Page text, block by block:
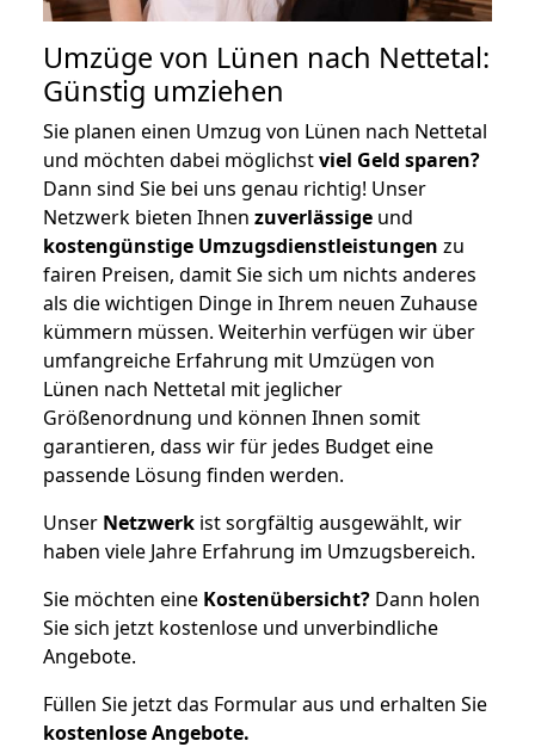
Umzüge von Lünen nach Nettetal:
Günstig umziehen
Sie planen einen Umzug von Lünen nach Nettetal
und möchten dabei möglichstviel Geld sparen?
Dann sind Sie bei uns genau richtig! Unser
Netzwerk bieten Ihnen zuverlässige und
kostengünstige Umzugsdienstleistungen zu
fairen Preisen, damit Sie sich um nichts anderes
als die wichtigen Dinge in Ihrem neuen Zuhause
kümmern müssen. Weiterhin verfügen wir über
umfangreiche Erfahrung mit Umzügen von
Lünen nach Nettetal mit jeglicher
Größenordnung und können Ihnen somit
garantieren, dass wir für jedes Budget eine
passende Lösung finden werden.
Unser Netzwerk ist sorgfältig ausgewählt, wir
haben viele Jahre Erfahrung im Umzugsbereich.
Sie möchten eine Kostenübersicht? Dann holen
Sie sich jetzt kostenlose und unverbindliche
Angebote.
Füllen Sie jetzt das Formular aus und erhalten Sie
kostenloseAngebote.